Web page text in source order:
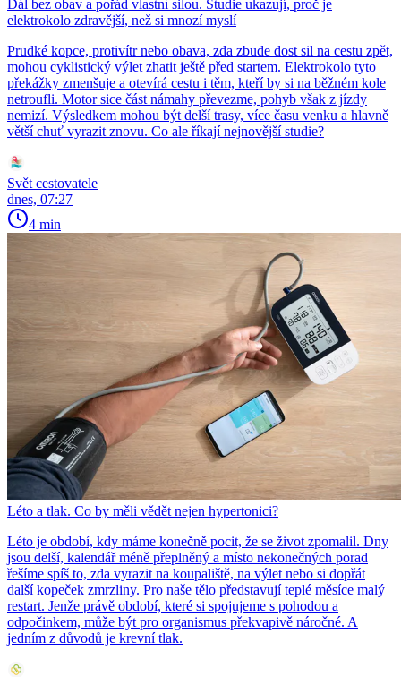
Dál bez obav a pořád vlastní silou. Studie ukazují, proč je
elektrokolo zdravější, než si mnozí myslí
Prudké kopce, protivítr nebo obava, zda zbude dost sil na cestu zpět,
mohou cyklistický výlet zhatit ještě před startem. Elektrokolo tyto
překážky zmenšuje a otevírá cestu i těm, kteří by si na běžném kole
netroufli. Motor sice část námahy převezme, pohyb však z jízdy
nemizí. Výsledkem mohou být delší trasy, více času venku a hlavně
větší chuť vyrazit znovu. Co ale říkají nejnovější studie?
Svět cestovatele
dnes, 07:27
4 min
Léto a tlak. Co by měli vědět nejen hypertonici?
Léto je období, kdy máme konečně pocit, že se život zpomalil. Dny
jsou delší, kalendář méně přeplněný a místo nekonečných porad
řešíme spíš to, zda vyrazit na koupaliště, na výlet nebo si dopřát
další kopeček zmrzliny. Pro naše tělo představují teplé měsíce malý
restart. Jenže právě období, které si spojujeme s pohodou a
odpočinkem, může být pro organismus překvapivě náročné. A
jedním z důvodů je krevní tlak.